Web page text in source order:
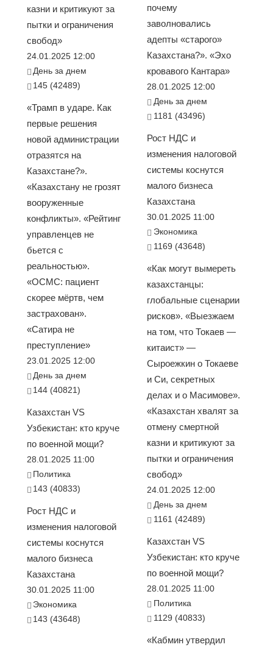
казни и критикуют за
пытки и ограничения
свобод»
24.01.2025 12:00
День за днем
145 (42489)
«Трамп в ударе. Как
первые решения
новой администрации
отразятся на
Казахстане?».
«Казахстану не грозят
вооруженные
конфликты». «Рейтинг
управленцев не
бьется с
реальностью».
«ОСМС: пациент
скорее мёртв, чем
застрахован».
«Сатира не
преступление»
23.01.2025 12:00
День за днем
144 (40821)
Казахстан VS
Узбекистан: кто круче
по военной мощи?
28.01.2025 11:00
Политика
143 (40833)
Рост НДС и
изменения налоговой
системы коснутся
малого бизнеса
Казахстана
30.01.2025 11:00
Экономика
143 (43648)
почему
заволновались
адепты «старого»
Казахстана?». «Эхо
кровавого Кантара»
28.01.2025 12:00
День за днем
1181 (43496)
Рост НДС и
изменения налоговой
системы коснутся
малого бизнеса
Казахстана
30.01.2025 11:00
Экономика
1169 (43648)
«Как могут вымереть
казахстанцы:
глобальные сценарии
рисков». «Выезжаем
на том, что Токаев —
китаист» —
Сыроежкин о Токаеве
и Си, секретных
делах и о Масимове».
«Казахстан хвалят за
отмену смертной
казни и критикуют за
пытки и ограничения
свобод»
24.01.2025 12:00
День за днем
1161 (42489)
Казахстан VS
Узбекистан: кто круче
по военной мощи?
28.01.2025 11:00
Политика
1129 (40833)
«Кабмин утвердил